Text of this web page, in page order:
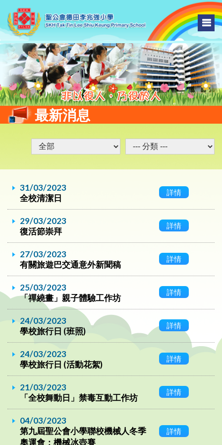
最新消息
31/03/2023
全校清潔日
詳情
29/03/2023
復活節崇拜
詳情
27/03/2023
有關旅遊巴交通意外新聞稿
詳情
25/03/2023
「禪繞畫」親子體驗工作坊
詳情
24/03/2023
學校旅行日 (班照)
詳情
24/03/2023
學校旅行日 (活動花絮)
詳情
21/03/2023
「全校舞動日」禁毒互動工作坊
詳情
04/03/2023
第九屆聖公會小學聯校機械人冬季
奧運會：機械冰壺賽
詳情